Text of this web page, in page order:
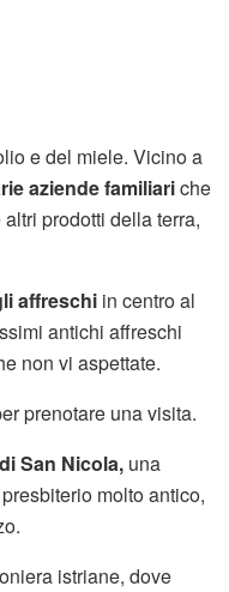
e del miele. Vicino a
aziende familiariche
prodotti della terra,
affreschi in centro al
antichi affreschi
non vi aspettate.
prenotare una visita.
San Nicola, una
molto antico,
istriane, dove